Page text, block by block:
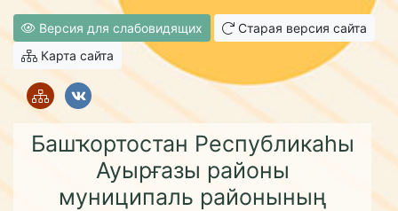
Версия для слабовидящих
Старая версия сайта
Карта сайта
Башҡортостан Республикаһы
Ауырғазы районы
муниципаль районының